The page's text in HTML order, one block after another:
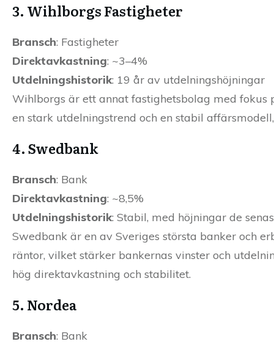
3. Wihlborgs Fastigheter
Bransch: Fastigheter
Direktavkastning: ~3–4%
Utdelningshistorik: 19 år av utdelningshöjningar
Wihlborgs är ett annat fastighetsbolag med fokus
en stark utdelningstrend och en stabil
4. Swedbank
Bransch: Bank
Direktavkastning: ~8,5%
Utdelningshistorik: Stabil, med höjningar de
Swedbank är en av Sveriges största banker och
räntor, vilket stärker bankernas vinster och
hög direktavkastning och stabilitet.
5. Nordea
Bransch: Bank